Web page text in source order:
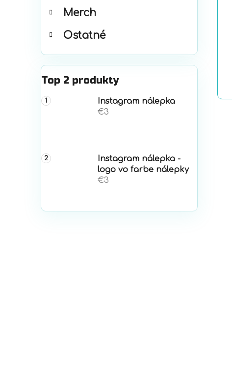
Merch
Ostatné
Top 2 produkty
Instagram nálepka
€3
Instagram nálepka -
logo vo farbe nálepky
€3